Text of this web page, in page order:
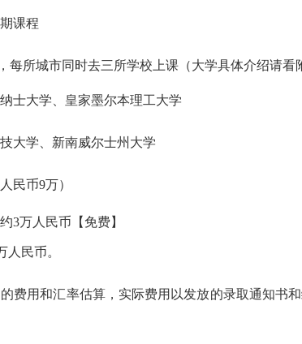
课程
每所城市同时去三所学校上课（大学具体介绍请看
士大学、皇家墨尔本理工大学
大学、新南威尔士州大学
民币9万）
3万人民币【免费】
人民币。
费用和汇率估算，实际费用 以发放的录取通知书